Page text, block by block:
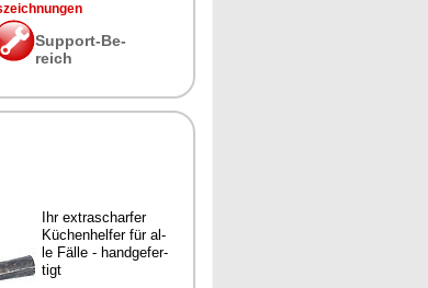
Sup­port-Be­
reich
Ihr ex­tra­schar­fer
Kü­chen­hel­fer für al­
le Fäl­le - hand­ge­fer­
tigt